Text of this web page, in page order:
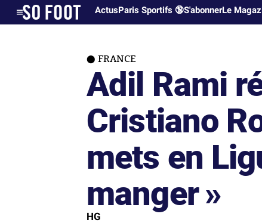
ActusParis Sportifs 🔞S'abonnerLe
FRANCE
Adil Rami
Cristiano
mets en
manger »
HG